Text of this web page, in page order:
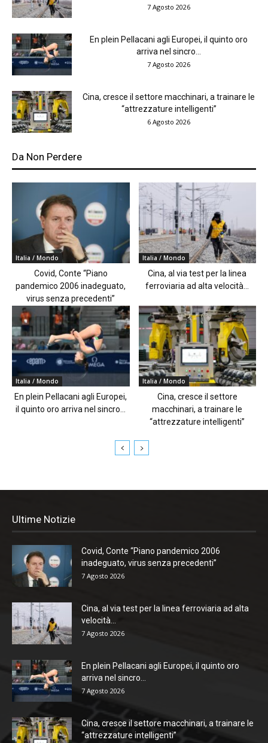
7 Agosto 2026
En plein Pellacani agli Europei, il quinto oro
arriva nel sincro...
7 Agosto 2026
Cina, cresce il settore macchinari, a trainare le
“attrezzature intelligenti”
6 Agosto 2026
Da Non Perdere
Italia / Mondo
Covid, Conte “Piano
pandemico 2006 inadeguato,
virus senza precedenti”
Italia / Mondo
Cina, al via test per la linea
ferroviaria ad alta velocità...
Italia / Mondo
En plein Pellacani agli Europei,
il quinto oro arriva nel sincro...
Italia / Mondo
Cina, cresce il settore
macchinari, a trainare le
“attrezzature intelligenti”
Ultime Notizie
Covid, Conte “Piano pandemico 2006
inadeguato, virus senza precedenti”
7 Agosto 2026
Cina, al via test per la linea ferroviaria ad alta
velocità...
7 Agosto 2026
En plein Pellacani agli Europei, il quinto oro
arriva nel sincro...
7 Agosto 2026
Cina, cresce il settore macchinari, a trainare le
“attrezzature intelligenti”